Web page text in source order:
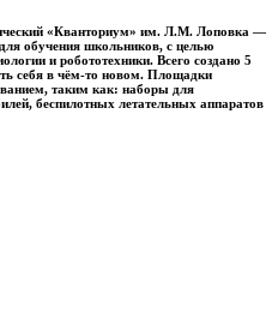
«Кванториум» им. Л.М. Лоповка —
обучения школьников, с целью
и робототехники. Всего создано 5
себя в чём-то новом. Площадки
таким как: наборы для
беспилотных летательных аппаратов